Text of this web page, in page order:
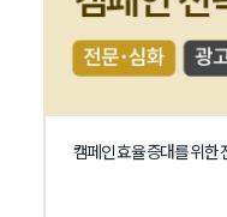
캠페인 효율 증대를 위한